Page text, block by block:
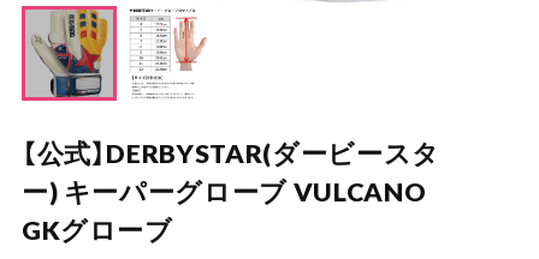
【公式】DERBYSTAR(ダービースタ
ー) キーパーグローブ VULCANO
GKグローブ